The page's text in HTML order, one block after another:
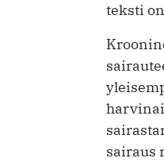
teksti
sairaus